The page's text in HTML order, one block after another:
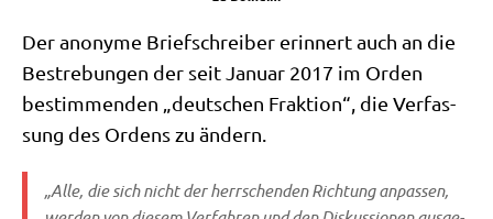
Der anony­me Brief­schrei­ber erin­nert auch an die
Bestre­bun­gen der seit Janu­ar 2017 im Orden
bestim­men­den „deut­schen Frak­ti­on“, die Ver­fas­
sung des Ordens zu ändern.
„Alle, die sich nicht der herr­schen­den Rich­tung anpas­sen,